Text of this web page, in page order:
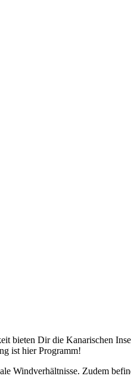
bieten Dir die Kanarischen
ist hier Programm!
Windverhältnisse. Zudem